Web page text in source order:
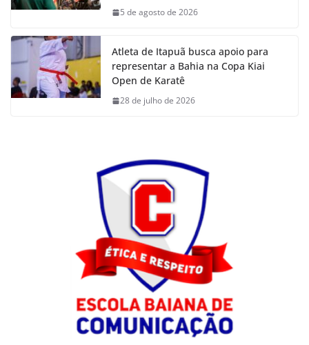
5 de agosto de 2026
Atleta de Itapuã busca apoio para
representar a Bahia na Copa Kiai
Open de Karatê
28 de julho de 2026